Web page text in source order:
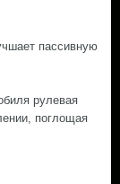
пассивную
рулевая
поглощая